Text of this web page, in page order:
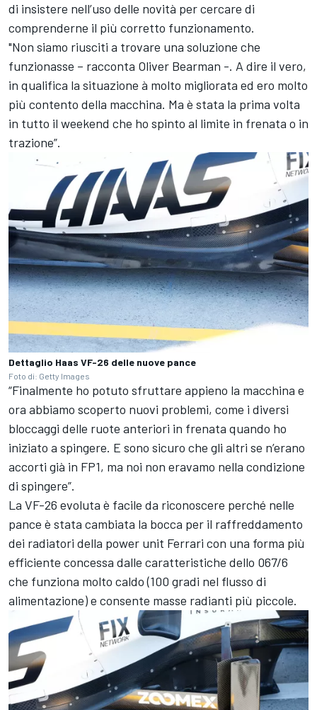
di insistere nell’uso delle novità per cercare di
comprenderne il più corretto funzionamento.
"Non siamo riusciti a trovare una soluzione che
funzionasse – racconta Oliver Bearman -. A dire il vero,
in qualifica la situazione à molto migliorata ed ero molto
più contento della macchina. Ma è stata la prima volta
in tutto il weekend che ho spinto al limite in frenata o in
trazione”.
Dettaglio Haas VF-26 delle nuove pance
Foto di: Getty Images
“Finalmente ho potuto sfruttare appieno la macchina e
ora abbiamo scoperto nuovi problemi, come i diversi
bloccaggi delle ruote anteriori in frenata quando ho
iniziato a spingere. E sono sicuro che gli altri se n’erano
accorti già in FP1, ma noi non eravamo nella condizione
di spingere”.
La VF-26 evoluta è facile da riconoscere perché nelle
pance è stata cambiata la bocca per il raffreddamento
dei radiatori della power unit Ferrari con una forma più
efficiente concessa dalle caratteristiche dello 067/6
che funziona molto caldo (100 gradi nel flusso di
alimentazione) e consente masse radianti più piccole.